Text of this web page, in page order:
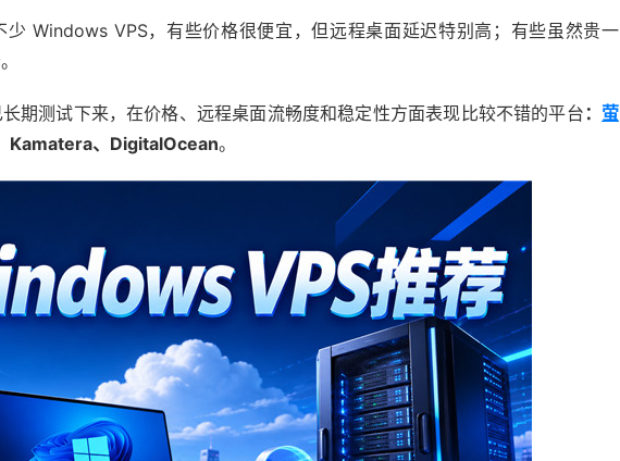
少 Windows VPS，有些价格很便宜，但远程桌面延迟特别高；有些虽然贵一
期测试下来，在价格、远程桌面流畅度和稳定性方面表现比较不错的平台 ： 萤
Kamatera、DigitalOcean。